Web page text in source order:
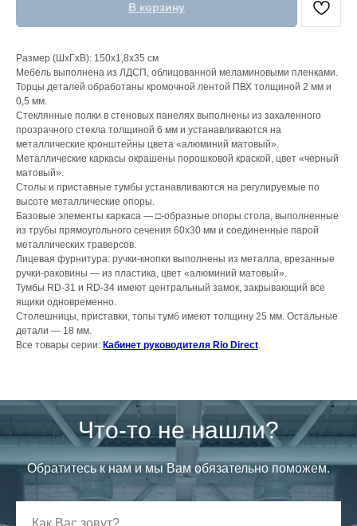
В корзину
Размер (ШхГхВ): 150х1,8х35 см
Мебель выполнена из ЛДСП, облицованной меламиновыми пленками.
Торцы деталей обработаны кромочной лентой ПВХ толщиной 2 мм и
0,5 мм.
Стеклянные полки в стеновых панелях выполнены из закаленного
прозрачного стекла толщиной 6 мм и устанавливаются на
металлические кронштейны цвета «алюминий матовый».
Металлические каркасы окрашены порошковой краской, цвет «черный
матовый».
Столы и приставные тумбы устанавливаются на регулируемые по
высоте металлические опоры.
Базовые элементы каркаса — □-образные опоры стола, выполненные
из трубы прямоугольного сечения 60х30 мм и соединенные парой
металлических траверсов.
Лицевая фурнитура: ручки-кнопки выполнены из металла, врезанные
ручки-раковины — из пластика, цвет «алюминий матовый».
Тумбы RD-31 и RD-34 имеют центральный замок, закрывающий все
ящики одновременно.
Столешницы, приставки, топы тумб имеют толщину 25 мм. Остальные
детали — 18 мм.
Все товары серии: Кабинет руководителя Rio Direct.
Что-то не нашли?
Обратитесь к нам и мы Вам обязательно поможем.